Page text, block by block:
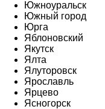
Южноуральск
Южный город
Юрга
Яблоновский
Якутск
Ялта
Ялуторовск
Ярославль
Ярцево
Ясногорск